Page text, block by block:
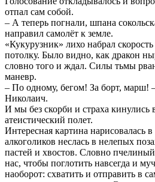
отпал сам собой.
– А теперь погнали, шпана
направил самолёт к земле.
«Кукурузник» лихо набрал
потолку. Было видно, как дракон
словно того и ждал. Силы тьмы
маневр.
– По одному, бегом! За борт, марш!
Николаич.
И мы без скорби и страха кинулись
атеистический полет.
Интересная картина нарисовалась
алкоголиков неслась в нелепых
пастей и хвостов. Словно
нас, чтобы поглотить навсегда и
наоборот: схватить и отправить в